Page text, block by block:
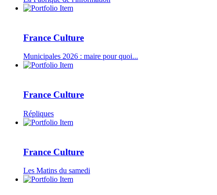
France Culture
Municipales 2026 : maire pour quoi...
France Culture
Répliques
France Culture
Les Matins du samedi